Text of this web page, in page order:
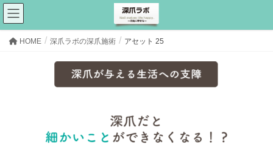
アセット 25
HOME 深爪ラボの深爪施術 アセット 25